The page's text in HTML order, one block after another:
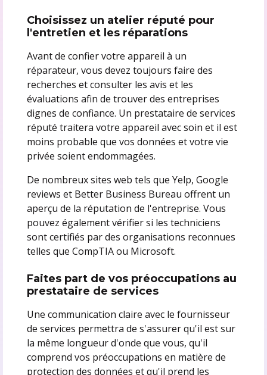
Choisissez un atelier réputé pour
l'entretien et les réparations
Avant de confier votre appareil à un
réparateur, vous devez toujours faire des
recherches et consulter les avis et les
évaluations afin de trouver des entreprises
dignes de confiance. Un prestataire de services
réputé traitera votre appareil avec soin et il est
moins probable que vos données et votre vie
privée soient endommagées.
De nombreux sites web tels que Yelp, Google
reviews et Better Business Bureau offrent un
aperçu de la réputation de l'entreprise. Vous
pouvez également vérifier si les techniciens
sont certifiés par des organisations reconnues
telles que CompTIA ou Microsoft.
Faites part de vos préoccupations au
prestataire de services
Une communication claire avec le fournisseur
de services permettra de s'assurer qu'il est sur
la même longueur d'onde que vous, qu'il
comprend vos préoccupations en matière de
protection des données et qu'il prend les